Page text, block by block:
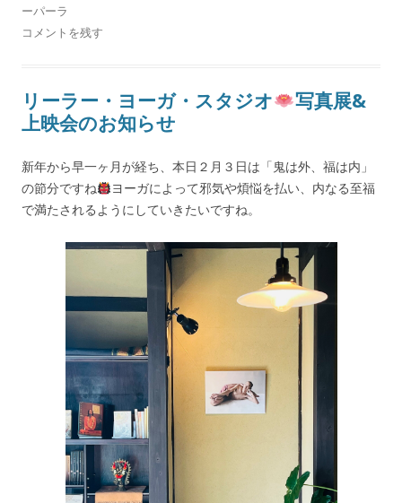
ーパーラ
コメントを残す
リーラー・ヨーガ・スタジオ
写真展&
上映会のお知らせ
新年から早一ヶ月が経ち、本日２月３日は「鬼は外、福は内」
の節分ですね
ヨーガによって邪気や煩悩を払い、内なる至福
で満たされるようにしていきたいですね。